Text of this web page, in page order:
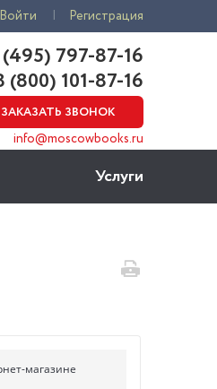
Войти Регистрация
797-87-16
(800) 101-87-16
ЗАКАЗАТЬ ЗВОНОК
info@moscowbooks.ru
Услуги
магазине